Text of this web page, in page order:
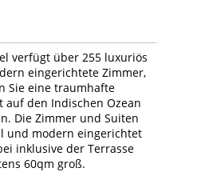
verfügt über 255 luxuriös
eingerichtete Zimmer,
Sie eine traumhafte
auf den Indischen Ozean
Die Zimmer und Suiten
und modern eingerichtet
inklusive der Terrasse
60qm groß.